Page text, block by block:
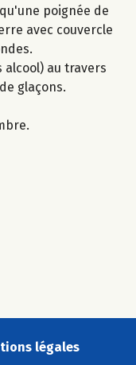
poignée de
avec couvercle
alcool) au travers
glaçons.
légales